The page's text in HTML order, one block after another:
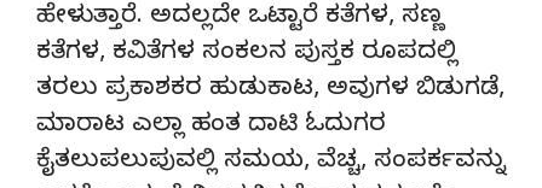
ಹೇಳುತ್ತಾರೆ. ಅದಲ್ಲದೇ ಒಟ್ಟಾರೆ ಕತೆಗಳ, ಸಣ್ಣ
ಕತೆಗಳ, ಕವಿತೆಗಳ ಸಂಕಲನ ಪುಸ್ತಕ ರೂಪದಲ್ಲಿ
ತರಲು ಪ್ರಕಾಶಕರ ಹುಡುಕಾಟ, ಅವುಗಳ ಬಿಡುಗಡೆ,
ಮಾರಾಟ ಎಲ್ಲಾ ಹಂತ ದಾಟಿ ಓದುಗರ
ಕೈತಲುಪಲುಪುವಲ್ಲಿ ಸಮಯ, ವೆಚ್ಚ, ಸಂಪರ್ಕವನ್ನು